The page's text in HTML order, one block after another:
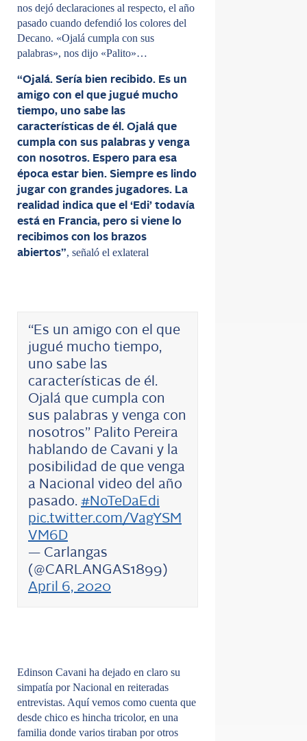
nos dejó declaraciones al respecto, el año
pasado cuando defendió los colores del
Decano. «Ojalá cumpla con sus
palabras», nos dijo «Palito»…
“Ojalá. Sería bien recibido. Es un
amigo con el que jugué mucho
tiempo, uno sabe las
características de él. Ojalá que
cumpla con sus palabras y venga
con nosotros. Espero para esa
época estar bien. Siempre es lindo
jugar con grandes jugadores. La
realidad indica que el ‘Edi’ todavía
está en Francia, pero si viene lo
recibimos con los brazos
abiertos”, señaló el exlateral
“Es un amigo con el que
jugué mucho tiempo,
uno sabe las
características de él.
Ojalá que cumpla con
sus palabras y venga con
nosotros” Palito Pereira
hablando de Cavani y la
posibilidad de que venga
a Nacional video del año
pasado. #NoTeDaEdi
pic.twitter.com/VagYSM
VM6D
— Carlangas
(@CARLANGAS1899)
April 6, 2020
Edinson Cavani ha dejado en claro su
simpatía por Nacional en reiteradas
entrevistas. Aquí vemos como cuenta que
desde chico es hincha tricolor, en una
familia donde varios tiraban por otros